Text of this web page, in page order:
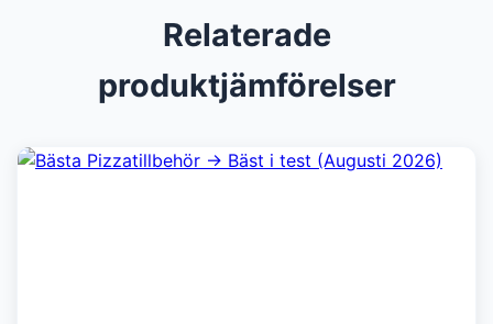
Relaterade
produktjämförelser